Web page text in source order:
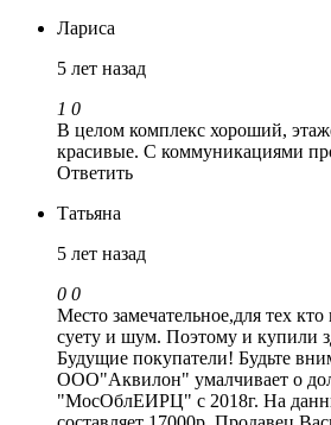
Лариса
5 лет назад
1 0
В целом комплекс хороший,
красивые. С коммуникациями
Ответить
Татьяна
5 лет назад
0 0
Место замечательное,для тех
суету и шум. Поэтому и купили
Будущие покупатели! Будьте
ООО"Аквилон" умалчивает о
"МосОблЕИРЦ" с 2018г. На